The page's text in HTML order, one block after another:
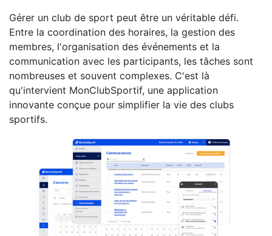
Gérer un club de sport peut être un véritable défi.
Entre la coordination des horaires, la gestion des
membres, l'organisation des événements et la
communication avec les participants, les tâches sont
nombreuses et souvent complexes. C'est là
qu'intervient MonClubSportif, une application
innovante conçue pour simplifier la vie des clubs
sportifs.